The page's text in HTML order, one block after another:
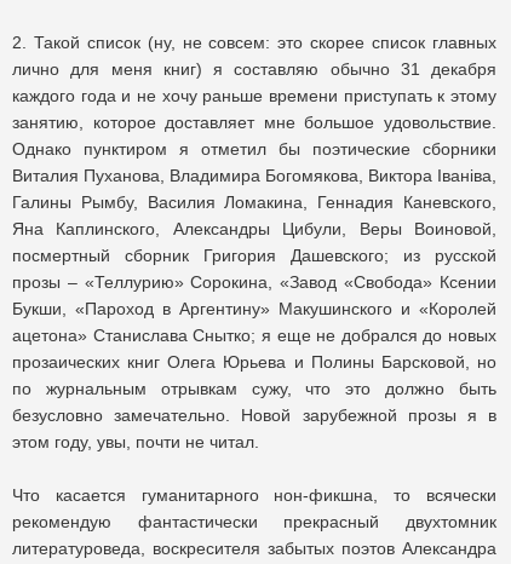
2. Такой список (ну, не совсем: это скорее список главных
лично для меня книг) я составляю обычно 31 декабря
каждого года и не хочу раньше времени приступать к этому
занятию, которое доставляет мне большое удовольствие.
Однако пунктиром я отметил бы поэтические сборники
Виталия Пуханова, Владимира Богомякова, Виктора Iванiва,
Галины Рымбу, Василия Ломакина, Геннадия Каневского,
Яна Каплинского, Александры Цибули, Веры Воиновой,
посмертный сборник Григория Дашевского; из русской
прозы – «Теллурию» Сорокина, «Завод «Свобода» Ксении
Букши, «Пароход в Аргентину» Макушинского и «Королей
ацетона» Станислава Снытко; я еще не добрался до новых
прозаических книг Олега Юрьева и Полины Барсковой, но
по журнальным отрывкам сужу, что это должно быть
безусловно замечательно. Новой зарубежной прозы я в
этом году, увы, почти не читал.
Что касается гуманитарного нон-фикшна, то всячески
рекомендую фантастически прекрасный двухтомник
литературоведа, воскресителя забытых поэтов Александра